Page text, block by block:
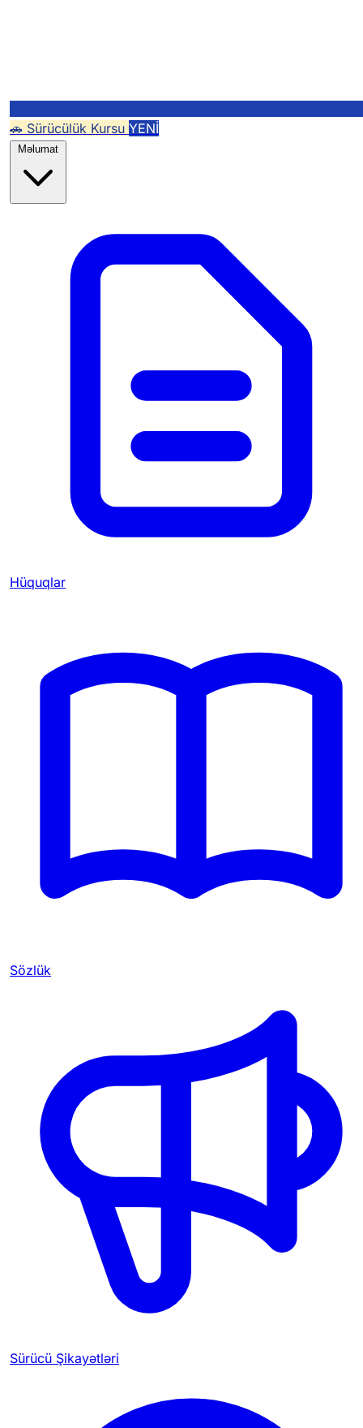
🚗 Sürücülük Kursu YENİ
Məlumat
Hüquqlar
Sözlük
Sürücü Şikayətləri